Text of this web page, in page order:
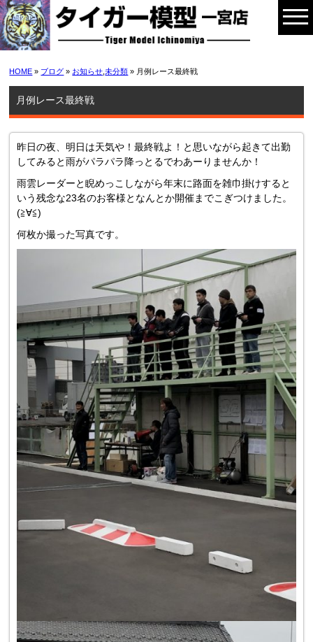
HOME » ブログ » お知らせ ,未分類 » 月例レース最終戦
月例レース最終戦
昨日の夜、明日は天気や！最終戦よ！と思いながら起きて出勤
してみると雨がパラパラ降っとるでわあーりませんか！
雨雲レーダーと睨めっこしながら年末に路面を雑巾掛けすると
いう残念な23名のお客様となんとか開催までこぎつけました。
(≧∀≦)
何枚か撮った写真です。